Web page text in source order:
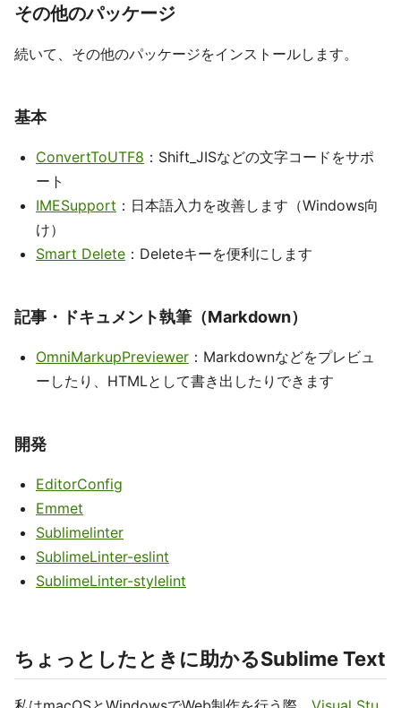
その他のパッケージ
続いて、その他のパッケージをインストールします。
基本
ConvertToUTF8 ：Shift_JISなどの文字コードをサポ
ート
IMESupport ：日本語入力を改善します（Windows向
け）
Smart Delete ：Deleteキーを便利にします
記事・ドキュメント執筆（Markdown）
OmniMarkupPreviewer ：Markdownなどをプレビュ
ーしたり、HTMLとして書き出したりできます
開発
EditorConfig
Emmet
Sublimelinter
SublimeLinter-eslint
SublimeLinter-stylelint
ちょっとしたときに助かるSublime Text